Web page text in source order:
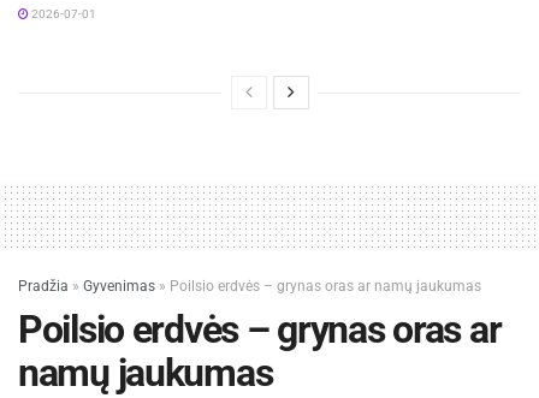
2026-07-01
Pradžia » Gyvenimas » Poilsio erdvės – grynas oras ar namų jaukumas
Poilsio erdvės – grynas oras ar
namų jaukumas